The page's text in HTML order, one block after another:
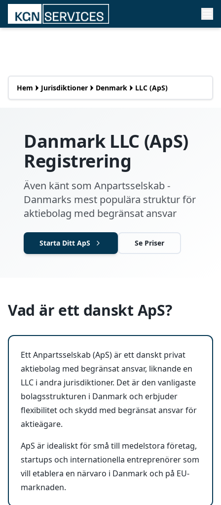
Hem Jurisdiktioner Denmark LLC (ApS)
Danmark LLC (ApS)
Registrering
Även känt som Anpartsselskab -
Danmarks mest populära struktur för
aktiebolag med begränsat ansvar
Starta Ditt ApS Se Priser
Vad är ett danskt ApS?
Ett Anpartsselskab (ApS) är ett danskt privat
aktiebolag med begränsat ansvar, liknande en
LLC i andra jurisdiktioner. Det är den vanligaste
bolagsstrukturen i Danmark och erbjuder
flexibilitet och skydd med begränsat ansvar för
aktieägare.
ApS är idealiskt för små till medelstora företag,
startups och internationella entreprenörer som
vill etablera en närvaro i Danmark och på EU-
marknaden.